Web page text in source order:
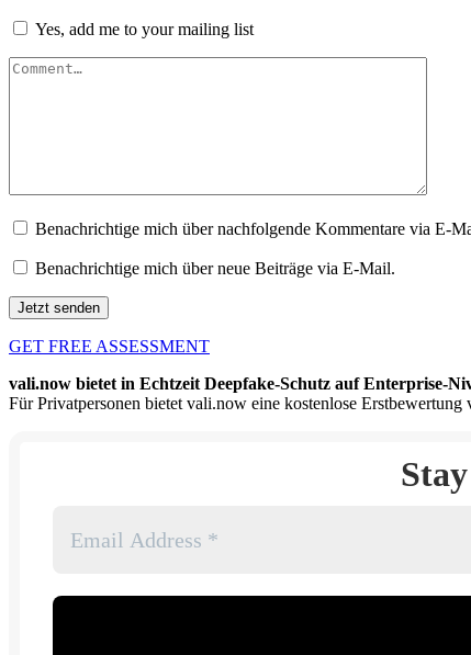
Yes, add me to your mailing list
Benachrichtige mich über nachfolgende Kommentare via E-
Benachrichtige mich über neue Beiträge via E-Mail.
GET FREE ASSESSMENT
vali.now bietet in Echtzeit Deepfake-Schutz auf Enterprise-
Für Privatpersonen bietet vali.now eine kostenlose